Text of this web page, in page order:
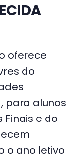
oferece
do
para alunos
Finais e do
o ano letivo